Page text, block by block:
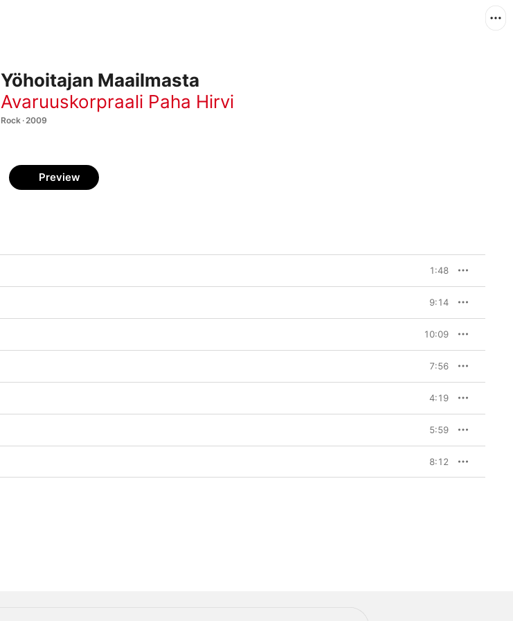
Yöhoitajan Maailmasta
Avaruuskorpraali Paha Hirvi
Rock · 2009
Preview
1:48
9:14
10:09
7:56
4:19
5:59
8:12